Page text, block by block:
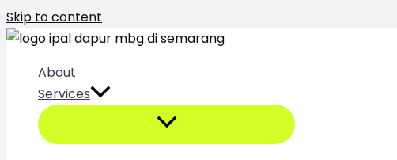
Skip to content
About
Services